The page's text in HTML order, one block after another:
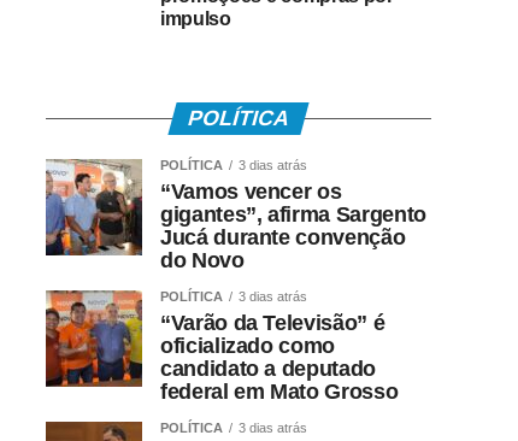
impulso
POLÍTICA
POLÍTICA 3 dias atrás
“Vamos vencer os
gigantes”, afirma Sargento
Jucá durante convenção
do Novo
POLÍTICA 3 dias atrás
“Varão da Televisão” é
oficializado como
candidato a deputado
federal em Mato Grosso
POLÍTICA 3 dias atrás